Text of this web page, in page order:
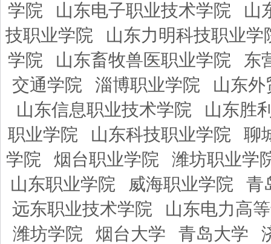
学院
山东电子职业技术学院
山
技职业学院
山东力明科技职业学
学院
山东畜牧兽医职业学院
东
交通学院
淄博职业学院
山东外
山东信息职业技术学院
山东胜
职业学院
山东科技职业学院
聊
学院
烟台职业学院
潍坊职业学
山东职业学院
威海职业学院
青
远东职业技术学院
山东电力高
潍坊学院
烟台大学 青岛大学